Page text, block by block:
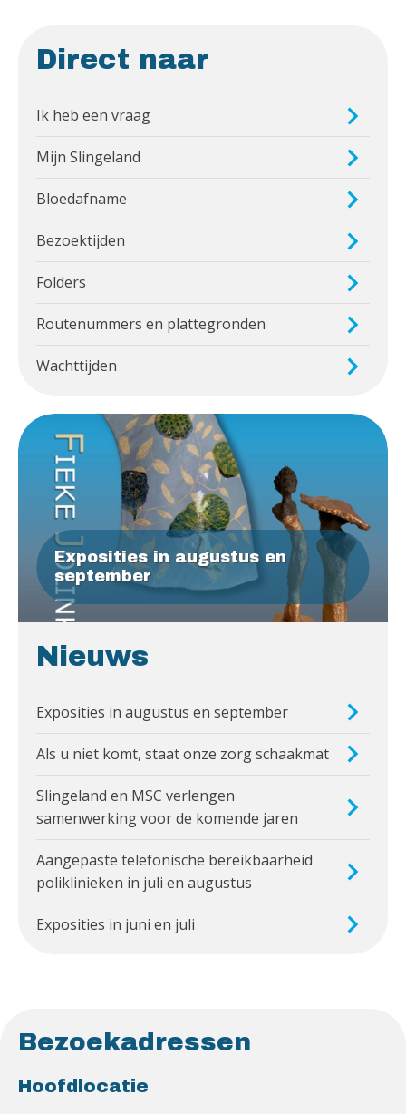
Direct naar
Ik heb een vraag
Mijn Slingeland
Bloedafname
Bezoektijden
Folders
Routenummers en plattegronden
Wachttijden
Exposities in augustus en
september
Nieuws
Exposities in augustus en september
Als u niet komt, staat onze zorg schaakmat
Slingeland en MSC verlengen
samenwerking voor de komende jaren
Aangepaste telefonische bereikbaarheid
poliklinieken in juli en augustus
Exposities in juni en juli
Bezoekadressen
Hoofdlocatie